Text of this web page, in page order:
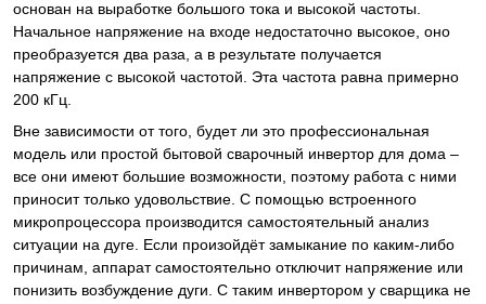
основан на выработке большого тока и высокой частоты.
Начальное напряжение на входе недостаточно высокое, оно
преобразуется два раза, а в результате получается
напряжение с высокой частотой. Эта частота равна примерно
200 кГц.
Вне зависимости от того, будет ли это профессиональная
модель или простой бытовой сварочный инвертор для дома –
все они имеют большие возможности, поэтому работа с ними
приносит только удовольствие. С помощью встроенного
микропроцессора производится самостоятельный анализ
ситуации на дуге. Если произойдёт замыкание по каким-либо
причинам, аппарат самостоятельно отключит напряжение или
понизить возбуждение дуги. С таким инвертором у сварщика не